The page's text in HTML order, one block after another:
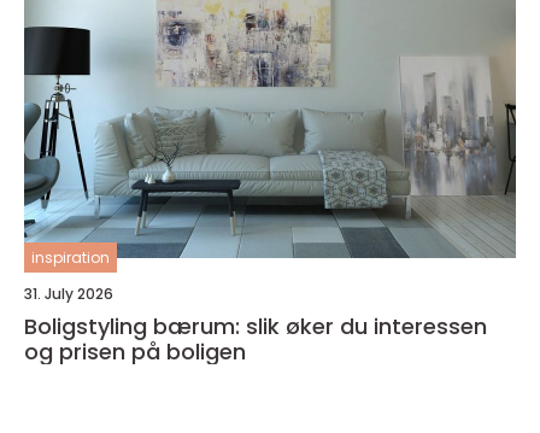
inspiration
31. July 2026
Boligstyling bærum: slik øker du interessen
og prisen på boligen